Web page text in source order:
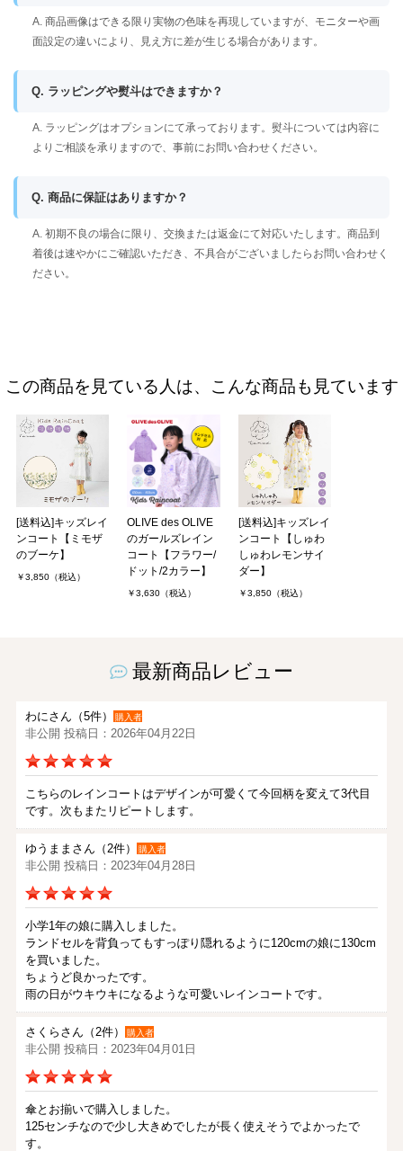
A. 商品画像はできる限り実物の色味を再現していますが、モニターや画
面設定の違いにより、見え方に差が生じる場合があります。
Q. ラッピングや熨斗はできますか？
A. ラッピングはオプションにて承っております。熨斗については内容に
よりご相談を承りますので、事前にお問い合わせください。
Q. 商品に保証はありますか？
A. 初期不良の場合に限り、交換または返金にて対応いたします。商品到
着後は速やかにご確認いただき、不具合がございましたらお問い合わせく
ださい。
この商品を見ている人は、こんな商品も見ています
[送料込]キッズレイ
ンコート【ミモザ
のブーケ】
￥3,850（税込）
OLIVE des OLIVE
のガールズレイン
コート【フラワー/
ドット/2カラー】
￥3,630（税込）
[送料込]キッズレイ
ンコート【しゅわ
しゅわレモンサイ
ダー】
￥3,850（税込）
最新商品レビュー
わにさん（5件） 購入者
非公開 投稿日：2026年04月22日
こちらのレインコートはデザインが可愛くて今回柄を変えて3代目
です。次もまたリピートします。
ゆうままさん（2件） 購入者
非公開 投稿日：2023年04月28日
小学1年の娘に購入しました。
ランドセルを背負ってもすっぽり隠れるように120cmの娘に130cm
を買いました。
ちょうど良かったです。
雨の日がウキウキになるような可愛いレインコートです。
さくらさん（2件） 購入者
非公開 投稿日：2023年04月01日
傘とお揃いで購入しました。
125センチなので少し大きめでしたが長く使えそうでよかったで
す。